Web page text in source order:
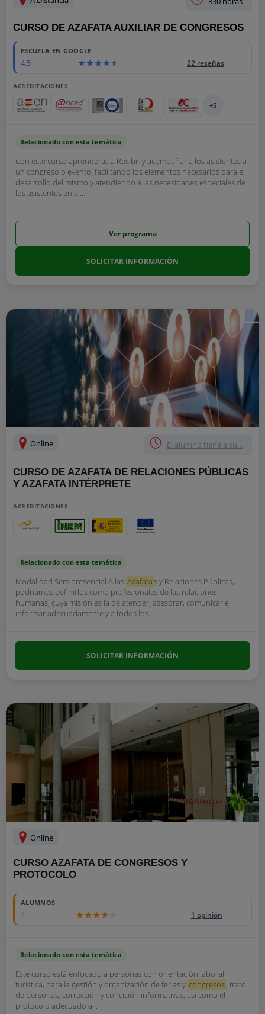
CURSO DE AZAFATA AUXILIAR DE CONGRESOS
ESCUELA EN GOOGLE
4.5 22 reseñas
ACREDITACIONES
+5
Relacionado con esta temática
Con este curso aprenderás a Recibir y acompañar a los asistentes a
un congreso o evento, facilitando los elementos necesarios para el
desarrollo del mismo y atendiendo a las necesidades especiales de
los asistentes en el...
Ver programa
SOLICITAR INFORMACIÓN
Online El alumno tiene a su...
CURSO DE AZAFATA DE RELACIONES PÚBLICAS
Y AZAFATA INTÉRPRETE
ACREDITACIONES
Relacionado con esta temática
Modalidad Semipresencial A las Azafatas y Relaciones Públicas,
podríamos definirlos como profesionales de las relaciones
humanas, cuya misión es la de atender, asesorar, comunicar e
informar adecuadamente y a todos los...
SOLICITAR INFORMACIÓN
Online
CURSO AZAFATA DE CONGRESOS Y
PROTOCOLO
ALUMNOS
4 1 opinión
Relacionado con esta temática
Este curso está enfocado a personas con orientación laboral
turística, para la gestión y organización de ferias y congresos, trato
de personas, corrección y concisión informativas, así como el
protocolo adecuado a...